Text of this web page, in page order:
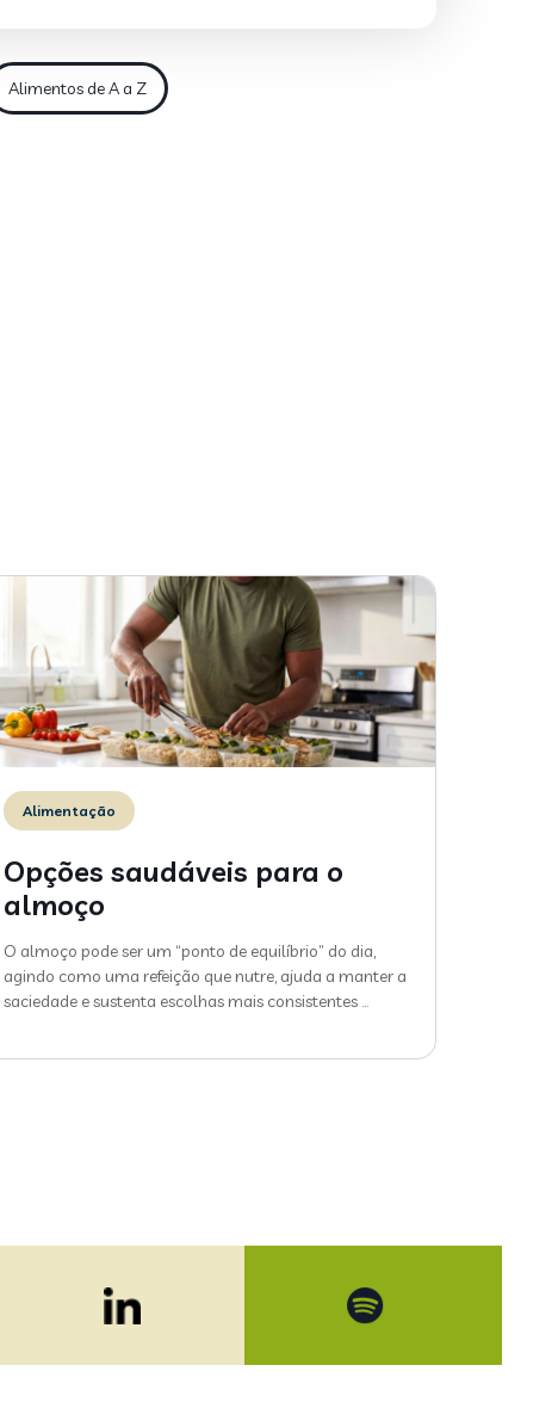
Alimentos de A a Z
Alimentação
Opções saudáveis para o
almoço
O almoço pode ser um “ponto de equilíbrio” do dia,
agindo como uma refeição que nutre, ajuda a manter a
saciedade e sustenta escolhas mais consistentes …